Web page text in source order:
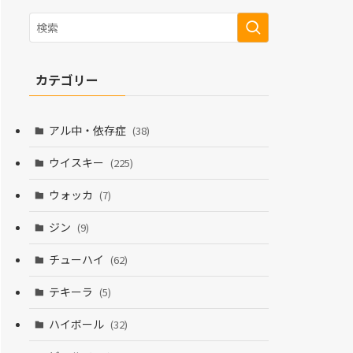
カテゴリー
アル中・依存症 (38)
ウイスキー (225)
ウォッカ (7)
ジン (9)
チューハイ (62)
テキーラ (5)
ハイボール (32)